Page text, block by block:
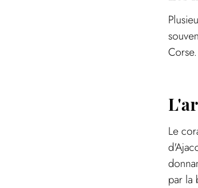
Corse.
Le
par la